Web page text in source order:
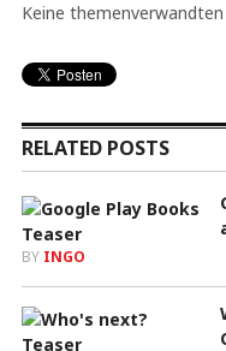
Keine
RELATED POSTS
BY INGO